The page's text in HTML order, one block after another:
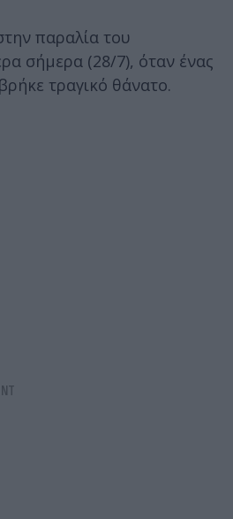
παραλία του
σήμερα (28/7), όταν ένας
τραγικό θάνατο.